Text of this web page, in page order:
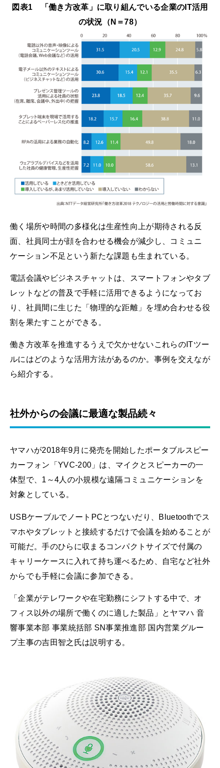
図表1 「働き方改革」に取り組んでいる企業のIT活用
の状況（N＝78）
働く場所や時間の多様化は生産性向上が期待される反
面、社員同士が顔を合わせる機会が減少し、コミュニ
ケーション不足という新たな課題も生まれている。
電話会議やビジネスチャットは、スマートフォンやタブ
レットなどの普及で手軽に活用できるようになってお
り、社員間に生じた「物理的な距離」を埋め合わせる役
割を果たすことができる。
働き方改革を推進するうえで欠かせないこれらのITツー
ルにはどのような活用方法があるのか。事例を交えなが
ら紹介する。
社外からの会議に最適な製品続々
ヤマハが2018年9月に発売を開始したポータブルスピー
カーフォン「YVC-200」は、マイクとスピーカーの一
体型で、1～4人の小規模な遠隔コミュニケーションを
対象としている。
USBケーブルでノートPCとつないだり、Bluetoothでス
マホやタブレットと接続するだけで会議を始めることが
可能だ。手のひらに収まるコンパクトサイズで付属の
キャリーケースに入れて持ち運べるため、自宅など社外
からでも手軽に会議に参加できる。
「企業がテレワークや在宅勤務にシフトする中で、オ
フィス以外の場所で働くのに適した製品」とヤマハ 音
響事業本部 事業統括部 SN事業推進部 国内営業グルー
プ主事の吉田智之氏は説明する。